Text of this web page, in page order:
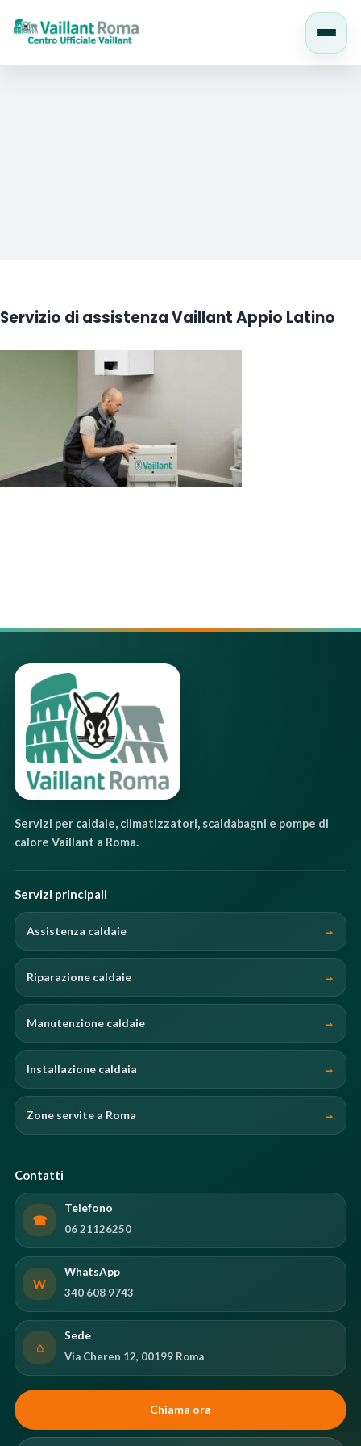
Servizio di assistenza Vaillant Appio Latino
Servizi per caldaie, climatizzatori, scaldabagni e pompe di
calore Vaillant a Roma.
Servizi principali
Assistenza caldaie
Riparazione caldaie
Manutenzione caldaie
Installazione caldaia
Zone servite a Roma
Contatti
☎
Telefono
06 21126250
W
WhatsApp
340 608 9743
⌂
Sede
Via Cheren 12, 00199 Roma
Chiama ora